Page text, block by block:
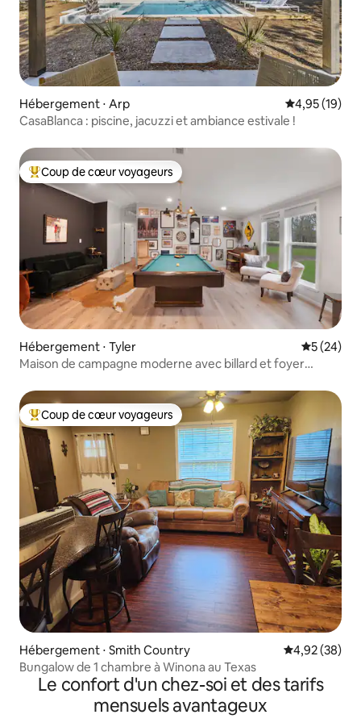
Hébergement ⋅ Arp Évaluation
4,95 (19)
CasaBlanca : piscine, jacuzzi et ambiance estivale !
Coups de cœur voyageurs les plus appréciés
Coup de cœur voyageurs
Hébergement ⋅ Tyler
5 (24)
Maison de campagne moderne avec billard et foyer
Coups de cœur voyageurs les plus appréciés
Coup de cœur voyageurs
Hébergement ⋅ Smith Country Évaluation
4,92 (38)
Bungalow de 1 chambre à Winona au Texas
Le confort d'un chez-soi et des tarifs
mensuels avantageux